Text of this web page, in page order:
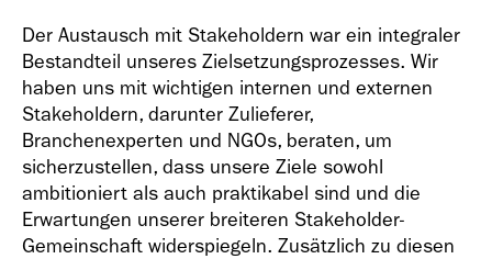
Der Austausch mit Stakeholdern war ein integraler
Bestandteil unseres Zielsetzungsprozesses. Wir
haben uns mit wichtigen internen und externen
Stakeholdern, darunter Zulieferer,
Branchenexperten und NGOs, beraten, um
sicherzustellen, dass unsere Ziele sowohl
ambitioniert als auch praktikabel sind und die
Erwartungen unserer breiteren Stakeholder-
Gemeinschaft widerspiegeln. Zusätzlich zu diesen